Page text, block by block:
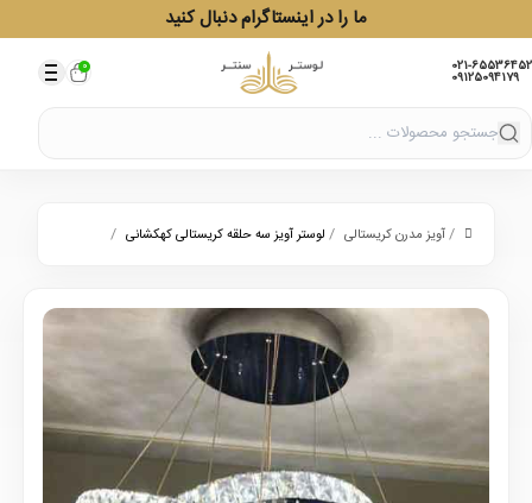
ما را در اینستاگرام دنبال کنید
021-65536452
09125094179
0
/آویز مدرن کریستالی / لوستر آویز سه حلقه کریستالی کهکشانی /